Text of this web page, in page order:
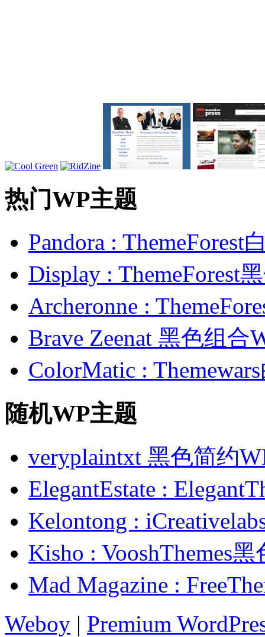
热门WP主题
Pandora : ThemeForest
Display : ThemeForest
Archeronne :
Brave Zeenat 黑色组合
ColorMatic :
随机WP主题
veryplaintxt 黑色简约
ElegantEstate :
Kelontong :
Kisho : VooshThemes
Mad Magazine :
Weboy | Premium